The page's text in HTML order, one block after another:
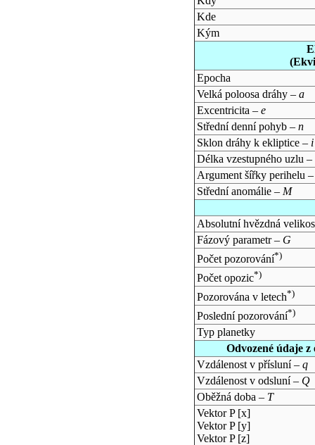
Kde
Kým
Epocha
Velká poloosa dráhy – a
Excentricita – e
Střední denní pohyb – n
Sklon dráhy k ekliptice – i
Délka vzestupného uzlu –
Argument šířky perihelu
Střední anomálie – M
Absolutní hvězdná
Fázový parametr – G
Počet pozorování*)
Počet opozic*)
Pozorována v letech*)
Poslední pozorování*)
Typ planetky
Odvozené údaje
Vzdálenost v přísluní – q
Vzdálenost v odsluní – Q
Oběžná doba – T
Vektor P [x]
Vektor P [y]
Vektor P [z]